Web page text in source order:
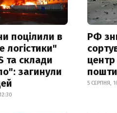
поцілили в
логістики"
та склади
загинули
РФ
5 СЕРПНЯ,